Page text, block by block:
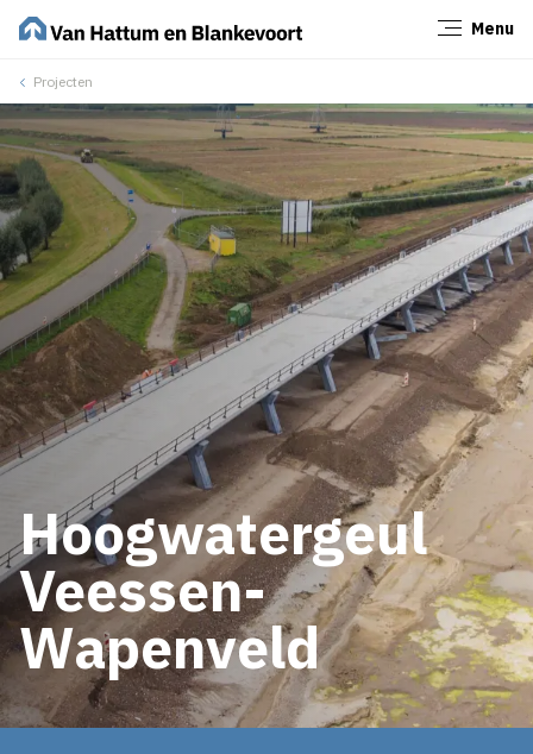
Menu
Projecten
Hoogwatergeul
Veessen-
Wapenveld
Sluiten